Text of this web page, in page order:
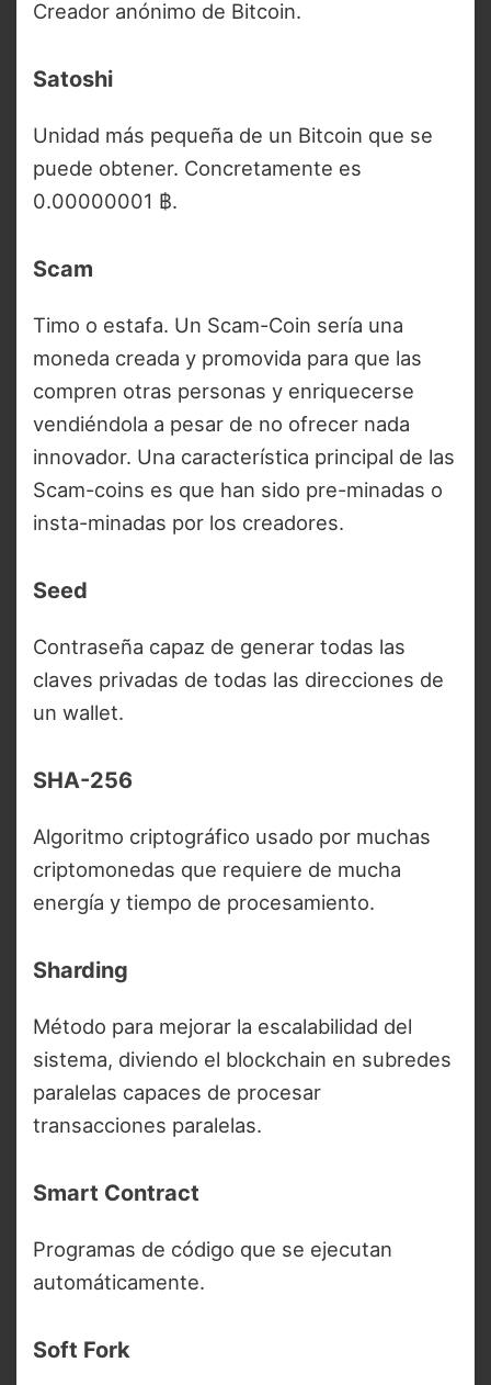
Creador anónimo de Bitcoin.
Satoshi
Unidad más pequeña de un Bitcoin que se
puede obtener. Concretamente es
0.00000001 ฿.
Scam
Timo o estafa. Un Scam-Coin sería una
moneda creada y promovida para que las
compren otras personas y enriquecerse
vendiéndola a pesar de no ofrecer nada
innovador. Una característica principal de las
Scam-coins es que han sido pre-minadas o
insta-minadas por los creadores.
Seed
Contraseña capaz de generar todas las
claves privadas de todas las direcciones de
un wallet.
SHA-256
Algoritmo criptográfico usado por muchas
criptomonedas que requiere de mucha
energía y tiempo de procesamiento.
Sharding
Método para mejorar la escalabilidad del
sistema, diviendo el blockchain en subredes
paralelas capaces de procesar
transacciones paralelas.
Smart Contract
Programas de código que se ejecutan
automáticamente.
Soft Fork